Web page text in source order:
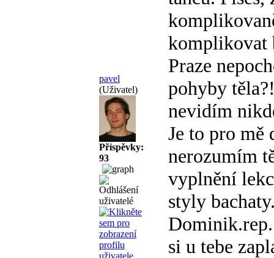
pavel
(Uživatel)
Příspěvky:
93
komplikovat
Praze
pohyby
nevidím
Je to pro mě
nerozumím
vyplnění
styly
si u tebe